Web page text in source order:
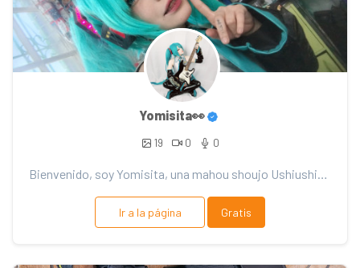
Yomisita👀
19 0 0
Bienvenido, soy Yomisita, una mahou shoujo Ushiushiense 🐈‍⬛✨. Se realizan lecturas de tarot y ca...
Ir a la página Gratis